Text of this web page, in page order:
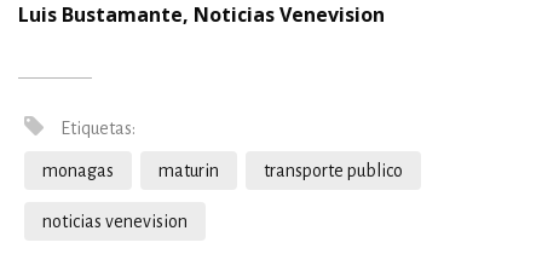
Luis Bustamante, Noticias Venevision
Etiquetas:
monagas maturin transporte publico
noticias venevision